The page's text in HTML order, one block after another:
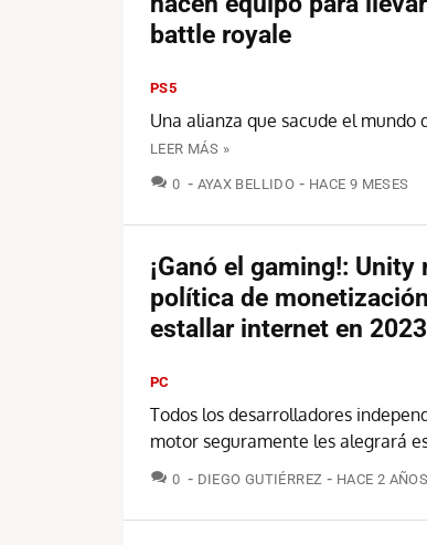
battle royale
PS5
Una alianza que sacude el mundo
LEER MÁS »
0 COMENTARIOS
AYAX BELLIDO HACE 9 MESES
¡Ganó el gaming!:
política de
estallar internet en 2023
PC
Todos los desarrolladores
motor seguramente les alegrará
0 COMENTARIOS
DIEGO GUTIÉRREZ HACE 2 AÑOS